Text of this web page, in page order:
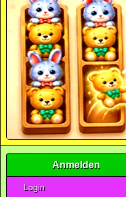
Anmelden
Login